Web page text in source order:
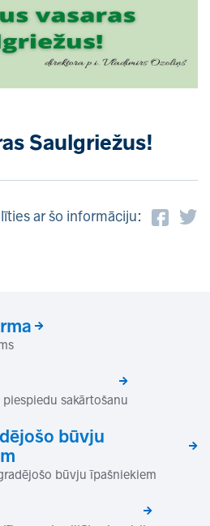
Saulgriežus!
ar šo informāciju:
sakārtošanu
būvju
būvju īpašniekiem